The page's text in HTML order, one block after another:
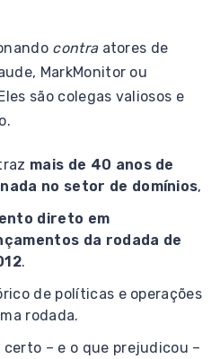
contraatores de
MarkMonitor ou
são colegas valiosos e
mais de 40 anos de
no setor de domínios,
direto em
da rodada de
.
de políticas e operações
rodada.
certo – e o que prejudicou –